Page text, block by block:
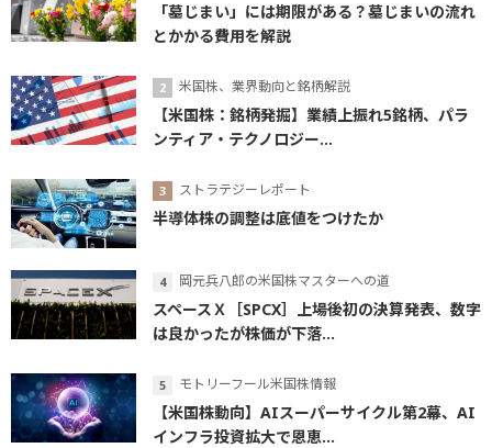
「墓じまい」には期限がある？墓じまいの流れ
とかかる費用を解説
米国株、業界動向と銘柄解説
【米国株：銘柄発掘】業績上振れ5銘柄、パラ
ンティア・テクノロジー...
ストラテジーレポート
半導体株の調整は底値をつけたか
岡元兵八郎の米国株マスターへの道
スペースＸ［SPCX］上場後初の決算発表、数字
は良かったが株価が下落...
モトリーフール米国株情報
【米国株動向】AIスーパーサイクル第2幕、AI
インフラ投資拡大で恩恵...